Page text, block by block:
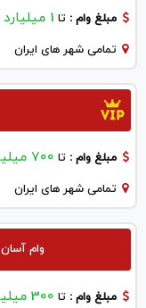
مبلغ وام : تا 1 میلیارد
تمامی شهر های ایران
مبلغ وام : تا 700 میلیون
تمامی شهر های ایران
وام
مبلغ وام : تا 300 میلیون